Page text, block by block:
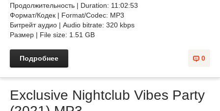
Продолжительность | Duration: 11:02:53
Формат/Кодек | Format/Codec: MP3
Битрейт аудио | Audio bitrate: 320 kbps
Размер | File size: 1.51 GB
0
Подробнее
Exclusive Nightclub Vibes Party